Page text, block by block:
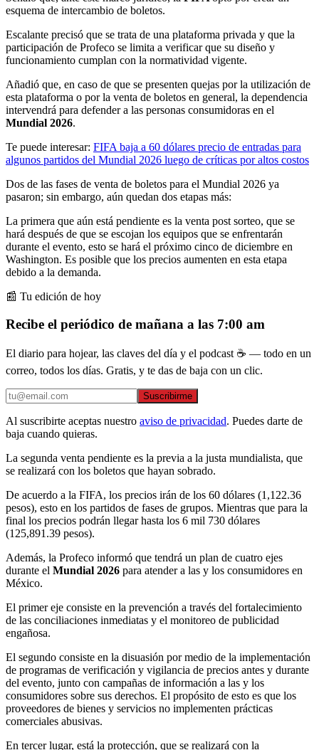
esquema de intercambio de boletos.
Escalante precisó que se trata de una plataforma privada y que la
participación de Profeco se limita a verificar que su diseño y
funcionamiento cumplan con la normatividad vigente.
Añadió que, en caso de que se presenten quejas por la utilización de
esta plataforma o por la venta de boletos en general, la dependencia
intervendrá para defender a las personas consumidoras en el
Mundial 2026.
Te puede interesar: FIFA baja a 60 dólares precio de entradas para
algunos partidos del Mundial 2026 luego de críticas por altos costos
Dos de las fases de venta de boletos para el Mundial 2026 ya
pasaron; sin embargo, aún quedan dos etapas más:
La primera que aún está pendiente es la venta post sorteo, que se
hará después de que se escojan los equipos que se enfrentarán
durante el evento, esto se hará el próximo cinco de diciembre en
Washington. Es posible que los precios aumenten en esta etapa
debido a la demanda.
📰 Tu edición de hoy
Recibe el periódico de mañana a las 7:00 am
El diario para hojear, las claves del día y el podcast ☕ — todo en un
correo, todos los días. Gratis, y te das de baja con un clic.
Suscribirme
Al suscribirte aceptas nuestro aviso de privacidad. Puedes darte de
baja cuando quieras.
La segunda venta pendiente es la previa a la justa mundialista, que
se realizará con los boletos que hayan sobrado.
De acuerdo a la FIFA, los precios irán de los 60 dólares (1,122.36
pesos), esto en los partidos de fases de grupos. Mientras que para la
final los precios podrán llegar hasta los 6 mil 730 dólares
(125,891.39 pesos).
Además, la Profeco informó que tendrá un plan de cuatro ejes
durante el Mundial 2026 para atender a las y los consumidores en
México.
El primer eje consiste en la prevención a través del fortalecimiento
de las conciliaciones inmediatas y el monitoreo de publicidad
engañosa.
El segundo consiste en la disuasión por medio de la implementación
de programas de verificación y vigilancia de precios antes y durante
del evento, junto con campañas de información a las y los
consumidores sobre sus derechos. El propósito de esto es que los
proveedores de bienes y servicios no implementen prácticas
comerciales abusivas.
En tercer lugar, está la protección, que se realizará con la